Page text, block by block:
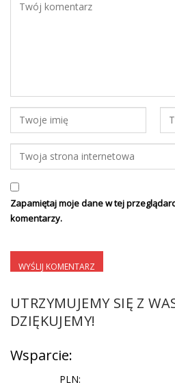
Zapamiętaj moje dane w tej
komentarzy.
UTRZYMUJEMY SIĘ Z
DZIĘKUJEMY!
Wsparcie:
PLN: